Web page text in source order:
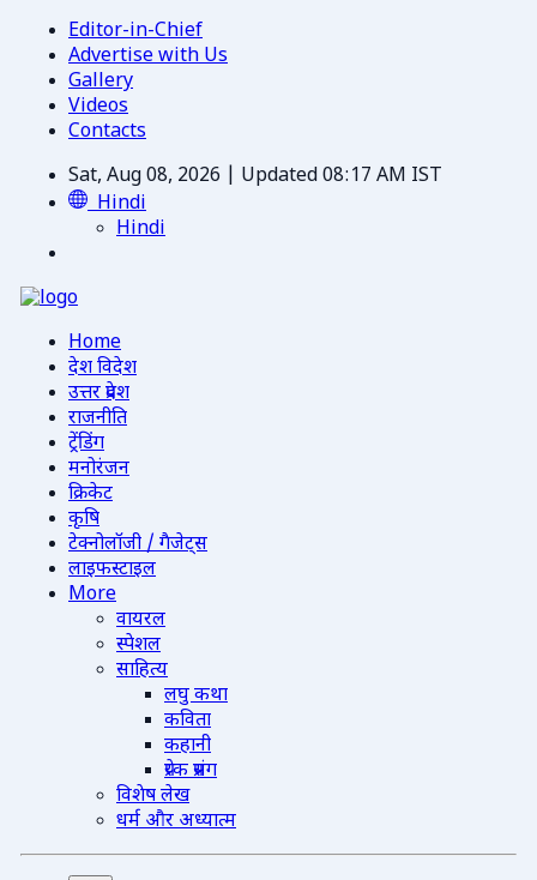
Editor-in-Chief
Advertise with Us
Gallery
Videos
Contacts
Sat, Aug 08, 2026 | Updated 08:17 AM IST
Hindi
Hindi
Home
देश विदेश
उत्तर प्रदेश
राजनीति
ट्रेंडिंग
मनोरंजन
क्रिकेट
कृषि
टेक्नोलॉजी / गैजेट्स
लाइफस्टाइल
More
वायरल
स्पेशल
साहित्य
लघु कथा
कविता
कहानी
प्रेरक प्रसंग
विशेष लेख
धर्म और अध्यात्म